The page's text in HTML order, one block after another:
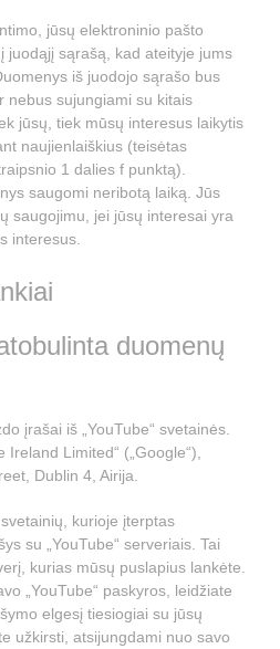
jūsų elektroninio pašto
juodąjį sąrašą, kad ateityje jums
iš juodojo sąrašo bus
nebus sujungiami su kitais
jūsų, tiek mūsų interesus laikytis
naujienlaiškius (teisėtas
1 dalies f punktą).
saugomi neribotą laiką. Jūs
saugojimu, jei jūsų interesai yra
interesus.
duomenų
įrašai iš „YouTube“ svetainės.
Limited“ („Google“),
Dublin 4, Airija.
kurioje įterptas
su „YouTube“ serveriais. Tai
kurias mūsų puslapius lankėte.
„YouTube“ paskyros, leidžiate
elgesį tiesiogiai su jūsų
užkirsti, atsijungdami nuo savo